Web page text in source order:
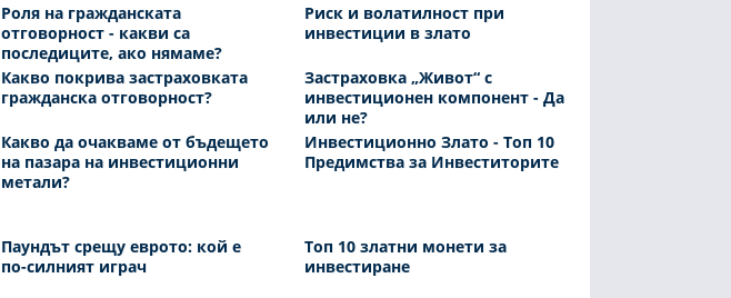
Роля на гражданската
отговорност - какви са
последиците, ако нямаме?
Риск и волатилност при
инвестиции в злато
Какво покрива застраховката
гражданска отговорност?
Застраховка „Живот“ с
инвестиционен компонент - Да
или не?
Какво да очакваме от бъдещето
на пазара на инвестиционни
метали?
Инвестиционно Злато - Топ 10
Предимства за Инвеститорите
Паундът срещу еврото: кой е
по-силният играч
Топ 10 златни монети за
инвестиране